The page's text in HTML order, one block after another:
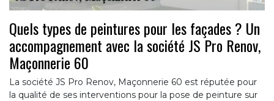
Quels types de peintures pour les façades ? Un
accompagnement avec la société JS Pro Renov,
Maçonnerie 60
La société JS Pro Renov, Maçonnerie 60 est réputée pour
la qualité de ses interventions pour la pose de peinture sur